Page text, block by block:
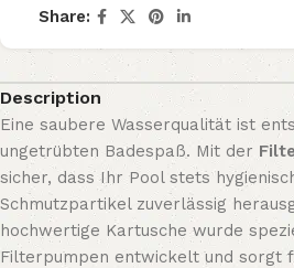
Share:
Description
Eine saubere Wasserqualität ist
ungetrübten Badespaß. Mit der
sicher, dass Ihr Pool stets
Schmutzpartikel zuverlässig
hochwertige Kartusche wurde
Filterpumpen entwickelt und sorgt